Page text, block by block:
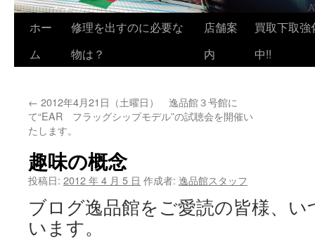
ホー
ム
修理を出すのに必要な
物は？
店舗案
内
買取下取強
中!!
← 2012年4月21日（土曜日） 逸品館３号館に
て“EAR フラッグシップモデル”の試聴会を開催い
たします。
趣味の概念
投稿日: 2012 年 4 月 5 日 作成者: 逸品館スタッフ
ブログ逸品館をご愛読の皆様、
います。